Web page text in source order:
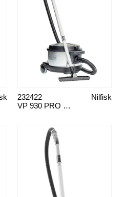
VP 930 PRO HEPA BLK
Nilfisk
232422